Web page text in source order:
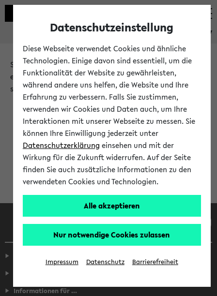
eKVV
Sie möchten auf eine eKVV Funktion zugreifen, die Ihnen
erst nach einer Anmeldung am System zur Verfügung
steht.
Bitte melden Sie sich an:
Anmeldung am eKVV
Informationen für ...
Datenschutzeinstellung
Diese Webseite verwendet Cookies und ähnliche
Technologien. Einige davon sind essentiell, um die
Funktionalität der Website zu gewährleisten,
während andere uns helfen, die Website und Ihre
Erfahrung zu verbessern. Falls Sie zustimmen,
verwenden wir Cookies und Daten auch, um Ihre
Interaktionen mit unserer Webseite zu messen. Sie
können Ihre Einwilligung jederzeit unter
Datenschutzerklärung einsehen und mit der
Wirkung für die Zukunft widerrufen. Auf der Seite
finden Sie auch zusätzliche Informationen zu den
verwendeten Cookies und Technologien.
Alle akzeptieren
Nur notwendige Cookies zulassen
Impressum Datenschutz Barrierefreiheit